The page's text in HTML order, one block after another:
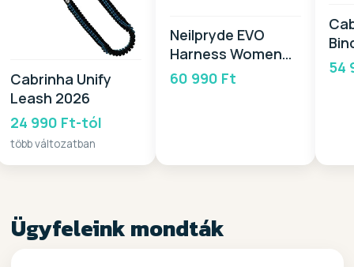
Cabrinha Unify
Leash 2026
24 990 Ft-tól
több változatban
Neilpryde EVO
Harness Women
2025
60 990 Ft
54
Ügyfeleink mondták